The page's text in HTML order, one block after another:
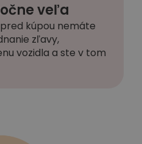
veľa
kúpou nemáte
zľavy,
vozidla a ste v tom